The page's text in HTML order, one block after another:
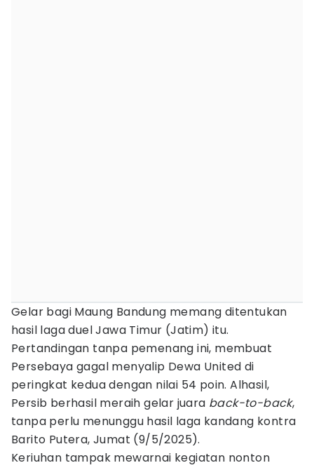
Gelar bagi Maung Bandung memang ditentukan
hasil laga duel Jawa Timur (Jatim) itu.
Pertandingan tanpa pemenang ini, membuat
Persebaya gagal menyalip Dewa United di
peringkat kedua dengan nilai 54 poin. Alhasil,
Persib berhasil meraih gelar juara back-to-back,
tanpa perlu menunggu hasil laga kandang kontra
Barito Putera, Jumat (9/5/2025).
Keriuhan tampak mewarnai kegiatan nonton